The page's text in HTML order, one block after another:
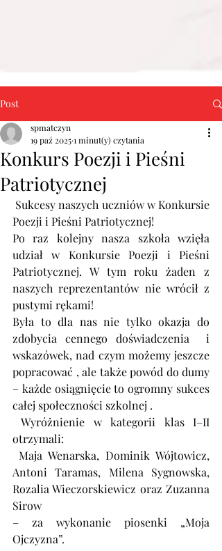
Post
Konkurs Poezji i Pieśni
Patriotycznej
spmatczyn
19 paź 20251 minut(y) czytania
Sukcesy naszych uczniów w Konkursie
Poezji i Pieśni Patriotycznej!
Po raz kolejny nasza szkoła wzięła
udział w Konkursie Poezji i Pieśni
Patriotycznej. W tym roku żaden z
naszych reprezentantów nie wrócił z
pustymi rękami!
Była to dla nas nie tylko okazja do
zdobycia cennego doświadczenia  i
wskazówek, nad czym możemy jeszcze
popracować , ale także powód do dumy
– każde osiągnięcie to ogromny sukces
całej społeczności szkolnej .
Wyróżnienie w kategorii klas I–II
otrzymali:
Maja Wenarska, Dominik Wójtowicz,
Antoni Taramas, Milena Sygnowska,
Rozalia Wieczorskiewicz oraz Zuzanna
Sirow
– za wykonanie piosenki „Moja
Ojczyzna”.